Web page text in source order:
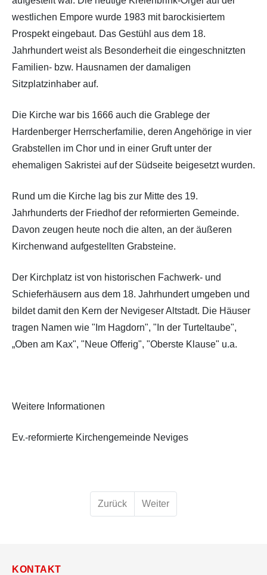
westlichen Empore wurde 1983 mit barockisiertem
Prospekt eingebaut. Das Gestühl aus dem 18.
Jahrhundert weist als Besonderheit die eingeschnitzten
Familien- bzw. Hausnamen der damaligen
Sitzplatzinhaber auf.
Die Kirche war bis 1666 auch die Grablege der
Hardenberger Herrscherfamilie, deren Angehörige in vier
Grabstellen im Chor und in einer Gruft unter der
ehemaligen Sakristei auf der Südseite beigesetzt wurden.
Rund um die Kirche lag bis zur Mitte des 19.
Jahrhunderts der Friedhof der reformierten Gemeinde.
Davon zeugen heute noch die alten, an der äußeren
Kirchenwand aufgestellten Grabsteine.
Der Kirchplatz ist von historischen Fachwerk- und
Schieferhäusern aus dem 18. Jahrhundert umgeben und
bildet damit den Kern der Nevigeser Altstadt. Die Häuser
tragen Namen wie "Im Hagdorn", "In der Turteltaube",
„Oben am Kax", "Neue Offerig", "Oberste Klause" u.a.
Weitere Informationen
Ev.-reformierte Kirchengemeinde Neviges
Zurück Weiter
KONTAKT